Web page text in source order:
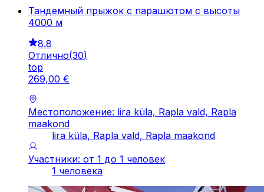
Тандемный прыжок с парашютом с высоты
4000 м
8.8
Отлично(30)
top
269,00 €
Местоположение: lira küla, Rapla vald, Rapla
maakond
lira küla, Rapla vald, Rapla maakond
Участники: от 1 до 1 человек
1 человека